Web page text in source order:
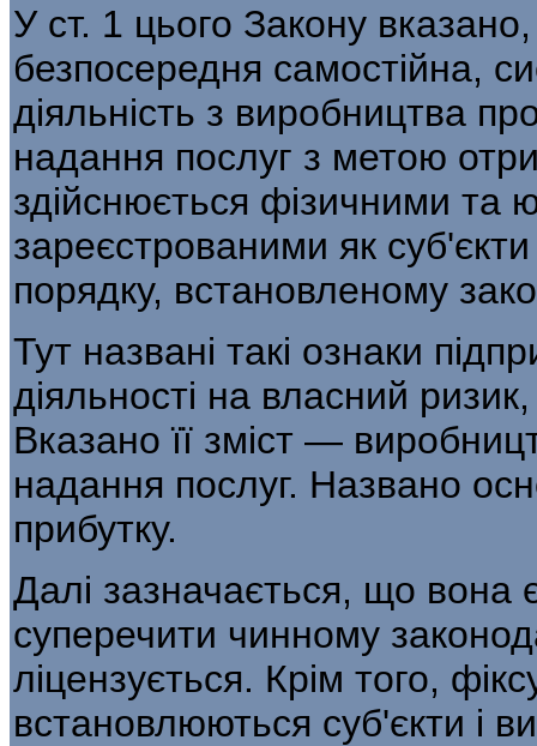
У ст. 1 цього Закону
безпосередня самостійна,
діяльність з виробництва
надання послуг з метою
здійснюється фізичними
зареєстровани­ми як суб'єкти
порядку, встановленому
Тут названі такі ознаки
діяльно­сті на власний ризик,
Вказано її зміст —
надання послуг. Названо
прибутку.
Далі зазначається, що вона
суперечити чинно­му
ліцензується. Крім того,
встановлюються суб'єкти і